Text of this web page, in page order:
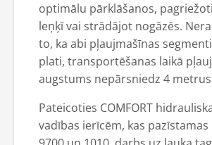
optimālu pārklāšanos,
leņķī vai strādājot nogāzēs.
to, ka abi pļaujmašīnas
plati, transportēšanas laikā
augstums nepārsniedz 4
Pateicoties COMFORT
vadības ierīcēm, kas pazīstamas